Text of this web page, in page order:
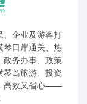
企业及游客打
琴口岸通关、热
政务办事、政策
岛旅游、投资
高效又省心——